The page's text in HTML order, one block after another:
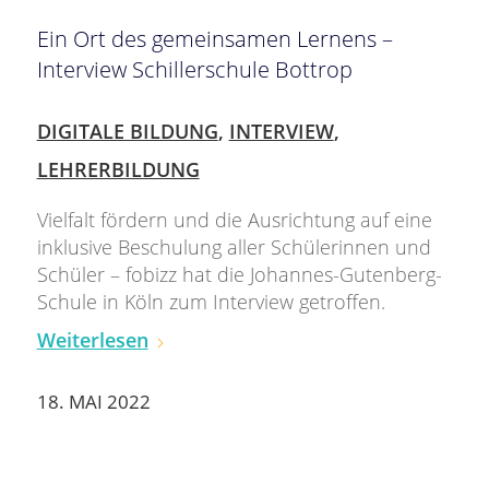
Ein Ort des gemeinsamen Lernens –
Interview Schillerschule Bottrop
DIGITALE BILDUNG, INTERVIEW,
LEHRERBILDUNG
Vielfalt fördern und die Ausrichtung auf eine
inklusive Beschulung aller Schülerinnen und
Schüler – fobizz hat die Johannes-Gutenberg-
Schule in Köln zum Interview getroffen.
Weiterlesen
18. MAI 2022